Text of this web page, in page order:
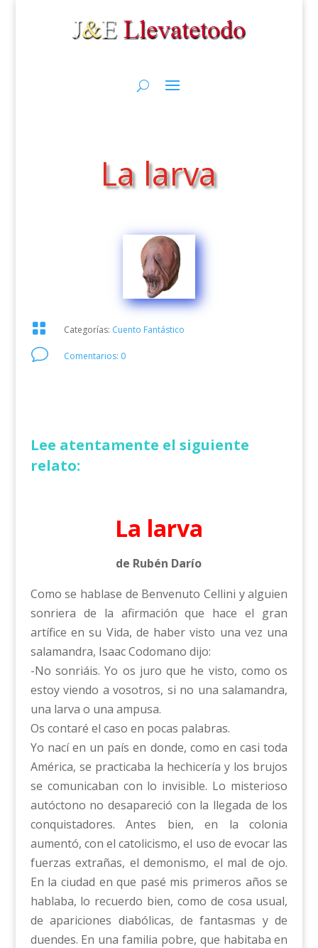
La larva
 Categorías: Cuento Fantástico
v Comentarios: 0
Lee atentamente el siguiente
relato:
La larva
de Rubén Darío
Como se hablase de Benvenuto Cellini y alguien
sonriera de la afirmación que hace el gran
artífice en su Vida, de haber visto una vez una
salamandra, Isaac Codomano dijo:
-No sonriáis. Yo os juro que he visto, como os
estoy viendo a vosotros, si no una salamandra,
una larva o una ampusa.
Os contaré el caso en pocas palabras.
Yo nací en un país en donde, como en casi toda
América, se practicaba la hechicería y los brujos
se comunicaban con lo invisible. Lo misterioso
autóctono no desapareció con la llegada de los
conquistadores. Antes bien, en la colonia
aumentó, con el catolicismo, el uso de evocar las
fuerzas extrañas, el demonismo, el mal de ojo.
En la ciudad en que pasé mis primeros años se
hablaba, lo recuerdo bien, como de cosa usual,
de apariciones diabólicas, de fantasmas y de
duendes. En una familia pobre, que habitaba en